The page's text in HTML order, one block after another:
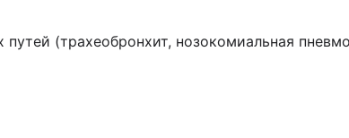
(трахеобронхит, нозокомиальная